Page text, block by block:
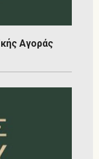
Αγοράς